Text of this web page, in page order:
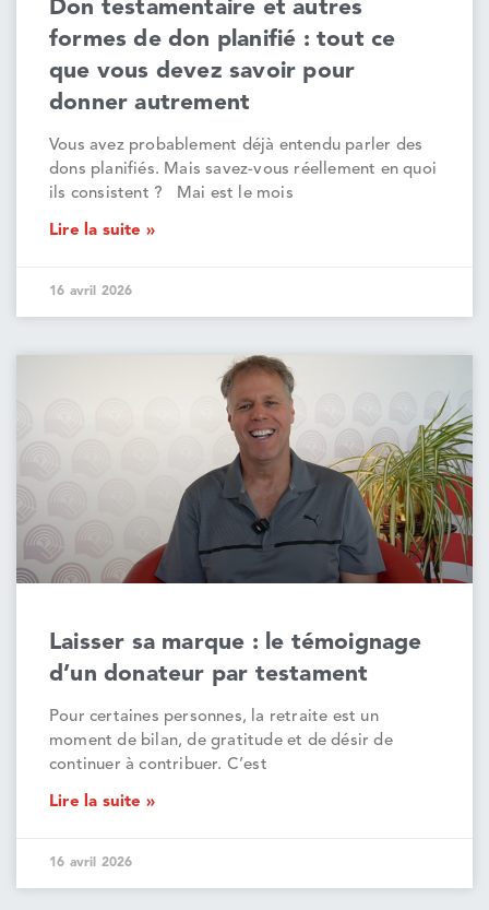
Don testamentaire et autres
formes de don planifié : tout ce
que vous devez savoir pour
donner autrement
Vous avez probablement déjà entendu parler des
dons planifiés. Mais savez-vous réellement en quoi
ils consistent ? Mai est le mois
Lire la suite »
16 avril 2026
Laisser sa marque : le témoignage
d’un donateur par testament
Pour certaines personnes, la retraite est un
moment de bilan, de gratitude et de désir de
continuer à contribuer. C’est
Lire la suite »
16 avril 2026